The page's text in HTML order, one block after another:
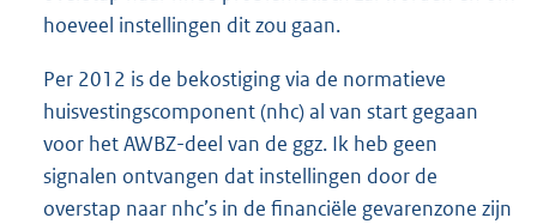
hoeveel instellingen dit zou gaan.
Per 2012 is de bekostiging via de normatieve
huisvestingscomponent (nhc) al van start gegaan
voor het AWBZ-deel van de ggz. Ik heb geen
signalen ontvangen dat instellingen door de
overstap naar nhc’s in de financiële gevarenzone zijn